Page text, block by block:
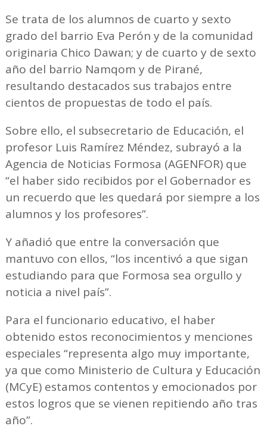
Se trata de los alumnos de cuarto y sexto
grado del barrio Eva Perón y de la comunidad
originaria Chico Dawan; y de cuarto y de sexto
año del barrio Namqom y de Pirané,
resultando destacados sus trabajos entre
cientos de propuestas de todo el país.
Sobre ello, el subsecretario de Educación, el
profesor Luis Ramírez Méndez, subrayó a la
Agencia de Noticias Formosa (AGENFOR) que
“el haber sido recibidos por el Gobernador es
un recuerdo que les quedará por siempre a los
alumnos y los profesores”.
Y añadió que entre la conversación que
mantuvo con ellos, “los incentivó a que sigan
estudiando para que Formosa sea orgullo y
noticia a nivel país”.
Para el funcionario educativo, el haber
obtenido estos reconocimientos y menciones
especiales “representa algo muy importante,
ya que como Ministerio de Cultura y Educación
(MCyE) estamos contentos y emocionados por
estos logros que se vienen repitiendo año tras
año”.